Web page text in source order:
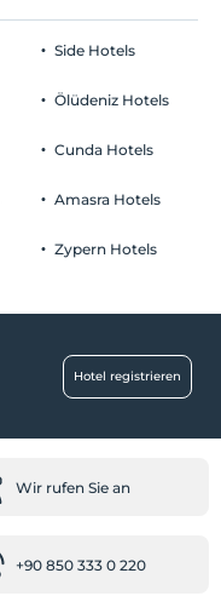
Side Hotels
Ölüdeniz Hotels
Cunda Hotels
Amasra Hotels
Zypern Hotels
Hotel registrieren
Wir rufen Sie an
+90 850 333 0 220